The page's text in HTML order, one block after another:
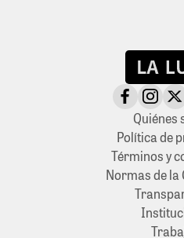
Quiénes
Política de
Términos y
Normas de la